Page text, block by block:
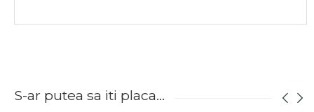
S-ar putea sa iti placa...